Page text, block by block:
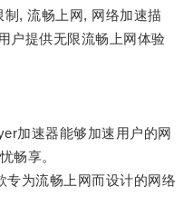
, 流畅上网, 网络加速描
户提供无限流畅上网体验
加速器能够加速用户的网
畅享。
为流畅上网而设计的网络